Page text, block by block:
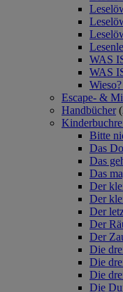
WAS
WAS
Escape- &
Handbücher
Bitte
Das
Das
Das
Der
Der
Der
Der
Der
Die
Die
Die
Die